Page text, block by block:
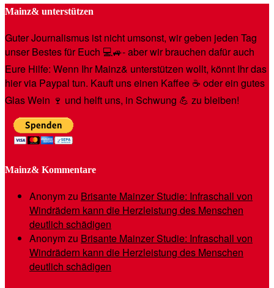
Mainz& unterstützen
Guter Journalismus ist nicht umsonst, wir geben jeden Tag
unser Bestes für Euch 💻🚙- aber wir brauchen dafür auch
Eure Hilfe: Wenn Ihr Mainz& unterstützen wollt, könnt Ihr das
hier via Paypal tun. Kauft uns einen Kaffee ☕️ oder ein gutes
Glas Wein 🍷 und helft uns, in Schwung 💪 zu bleiben!
Mainz& Kommentare
Anonymzu Brisante Mainzer Studie: Infraschall von
Windrädern kann die Herzleistung des Menschen
deutlich schädigen
Anonymzu Brisante Mainzer Studie: Infraschall von
Windrädern kann die Herzleistung des Menschen
deutlich schädigen